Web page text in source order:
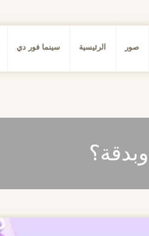
صور الرئيسية سينما فور دي